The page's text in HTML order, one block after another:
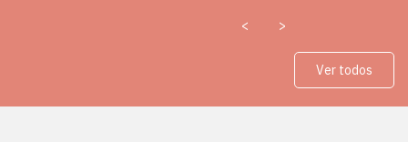
< >
Ver todos